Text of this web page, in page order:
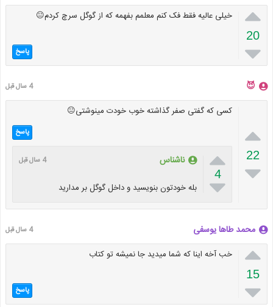

20

خیلی عالیه فقط فک کنم معلمم بفهمه که از گوگل سرچ کردم😐
پاسخ
😈 4 سال قبل

22

کسی که گفتی صفر گذاشته خوب خودت مینوشتی😐
پاسخ

4

ناشناس 4 سال قبل
بله خودتون بنویسید و داخل گوگل بر مدارید
محمد طاها یوسفی 4 سال قبل

15

خب آخه اینا که شما میدید جا نمیشه تو کتاب
پاسخ